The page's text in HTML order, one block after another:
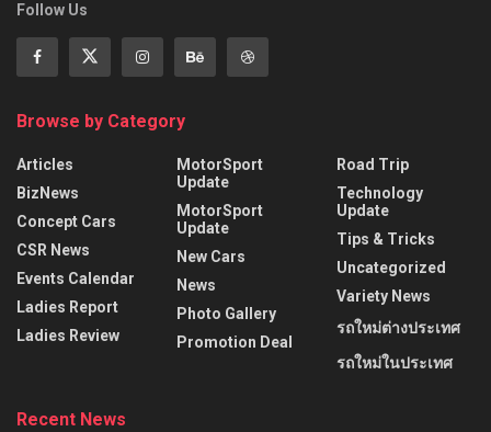
Follow Us
Browse by Category
Articles
BizNews
Concept Cars
CSR News
Events Calendar
Ladies Report
Ladies Review
MotorSport
Update
MotorSport
Update
New Cars
News
Photo Gallery
Promotion Deal
Road Trip
Technology
Update
Tips & Tricks
Uncategorized
Variety News
รถใหม่ต่างประเทศ
รถใหม่ในประเทศ
Recent News